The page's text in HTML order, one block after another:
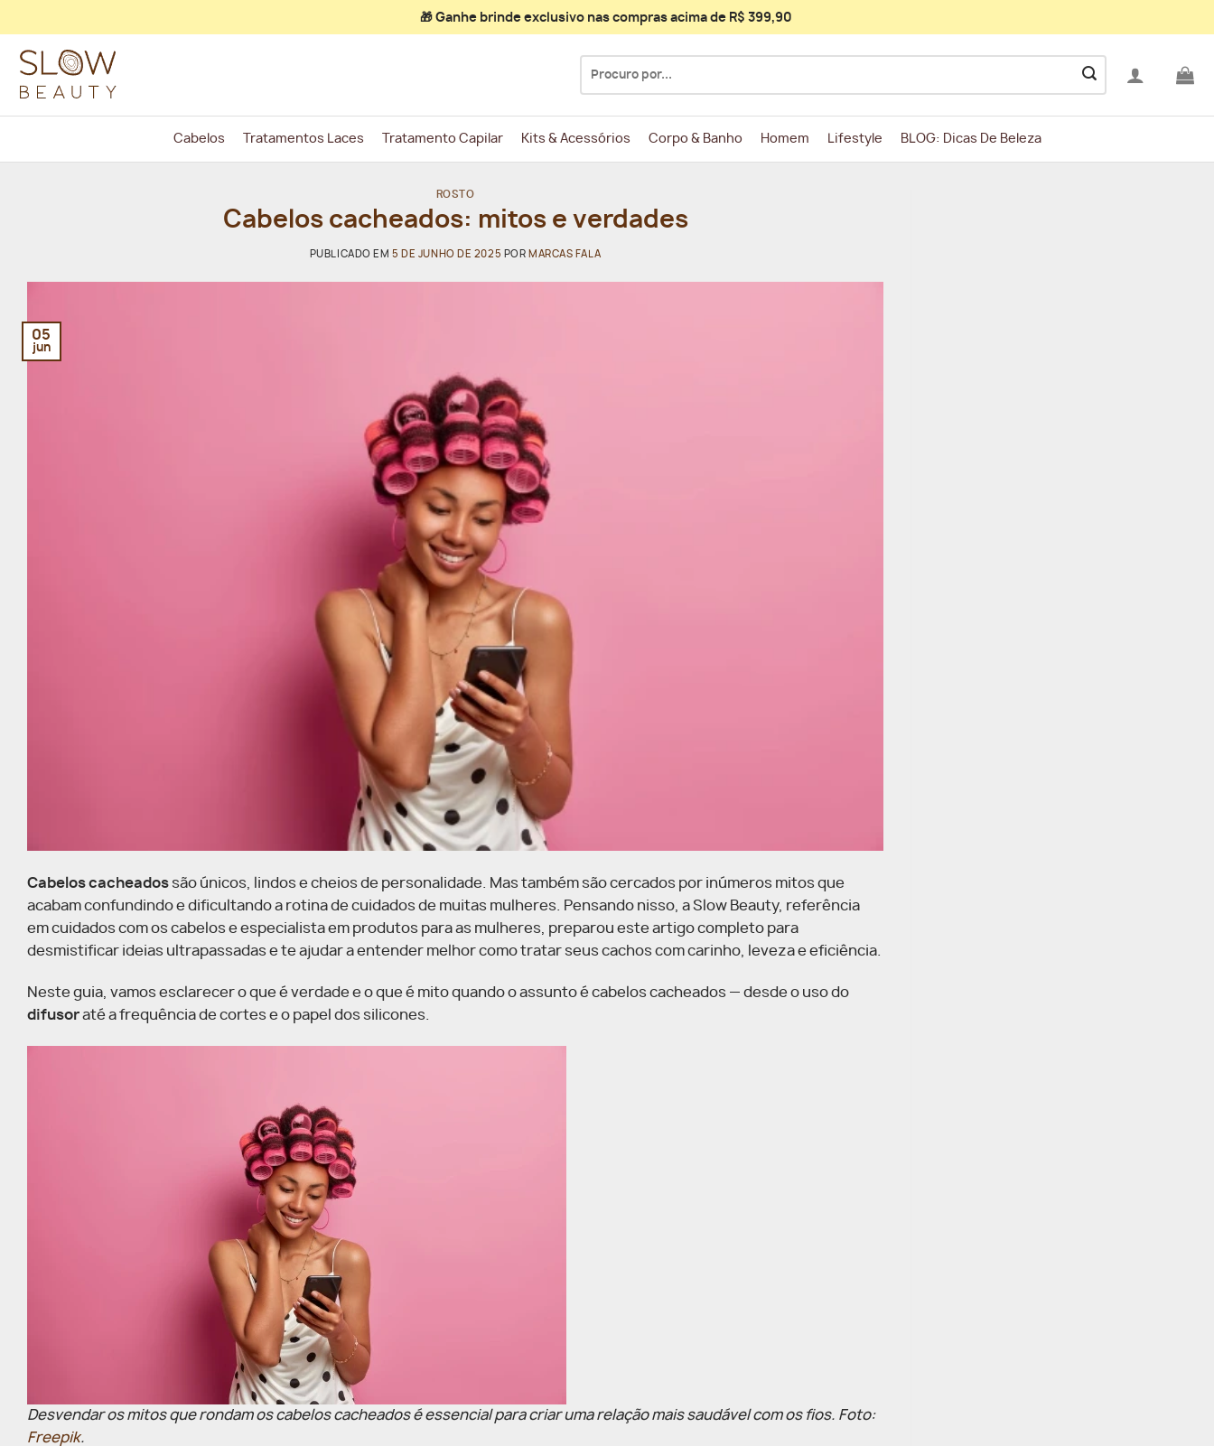
to
content
🎁 Ganhe brinde exclusivonas compras acima de R$ 399,90
por:
Cabelos Tratamentos Laces Tratamento Capilar Kits & Acessórios Corpo & Banho Homem Lifestyle BLOG: Dicas De Beleza
ROSTO
Cabelos cacheados: mitos e verdades
PUBLICADO EM5 DE JUNHO DE 2025 POR MARCAS FALA
05
jun
Cabelos cacheados são únicos, lindos e cheios de personalidade. Mas também são cercados por inúmeros mitos que
acabam confundindo e dificultando a rotina de cuidados de muitas mulheres. Pensando nisso, a Slow Beauty, referência
em cuidados com os cabelos e especialista em produtos para as mulheres, preparou este artigo completo para
desmistificar ideias ultrapassadas e te ajudar a entender melhor como tratar seus cachos com carinho, leveza e eficiência.
Neste guia, vamos esclarecer o que é verdade e o que é mito quando o assunto é cabelos cacheados — desde o uso do
difusoraté a frequência de cortes e o papel dos silicones.
Desvendar os mitos que rondam os cabelos cacheados é essencial para criar uma relação mais saudável com os fios. Foto:
Freepik.